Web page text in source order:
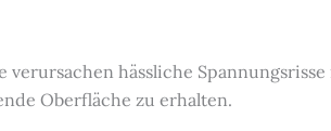
hässliche
Oberfläche zu erhalten.